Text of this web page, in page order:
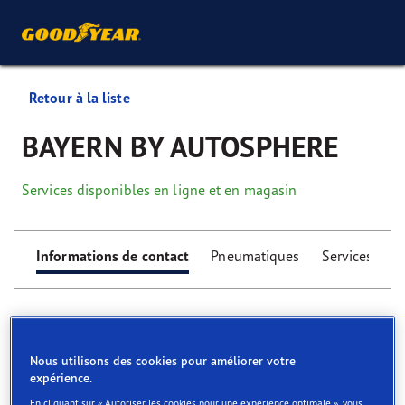
Retour à la liste
BAYERN BY AUTOSPHERE
Services disponibles en ligne et en magasin
Informations de contact Pneumatiques Services
Find your tyres
Nous utilisons des cookies pour améliorer votre
expérience.